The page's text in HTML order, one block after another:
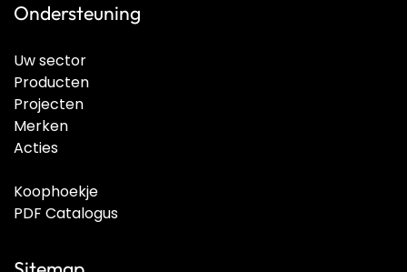
Ondersteuning
Uw sector
Producten
Projecten
Merken
Acties
Koophoekje
PDF Catalogus